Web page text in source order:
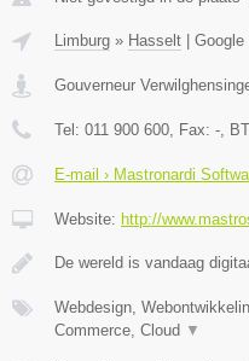
Limburg » Hasselt Google
Gouverneur
Tel: 011 900 600, Fax: -,
E-mail › Mastronardi
Website: http://
De wereld is vandaag
Webdesign,
Commerce, Cloud ▼